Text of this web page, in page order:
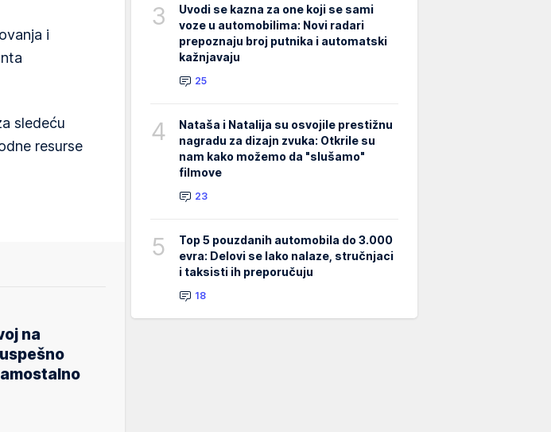
i
sledeću
resurse
na
3
Uvodi se kazna za one koji se sami
voze u automobilima: Novi radari
prepoznaju broj putnika i automatski
kažnjavaju
25
4
Nataša i Natalija su osvojile prestižnu
nagradu za dizajn zvuka: Otkrile su
nam kako možemo da "slušamo"
filmove
23
5
Top 5 pouzdanih automobila do 3.000
evra: Delovi se lako nalaze, stručnjaci
i taksisti ih preporučuju
18